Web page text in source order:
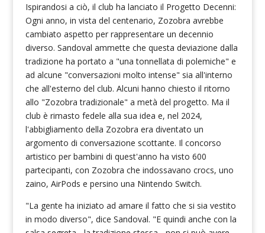
Ispirandosi a ciò, il club ha lanciato il Progetto Decenni:
Ogni anno, in vista del centenario, Zozobra avrebbe
cambiato aspetto per rappresentare un decennio
diverso. Sandoval ammette che questa deviazione dalla
tradizione ha portato a "una tonnellata di polemiche" e
ad alcune "conversazioni molto intense" sia all'interno
che all'esterno del club. Alcuni hanno chiesto il ritorno
allo "Zozobra tradizionale" a metà del progetto. Ma il
club è rimasto fedele alla sua idea e, nel 2024,
l'abbigliamento della Zozobra era diventato un
argomento di conversazione scottante. Il concorso
artistico per bambini di quest'anno ha visto 600
partecipanti, con Zozobra che indossavano crocs, uno
zaino, AirPods e persino una Nintendo Switch.
"La gente ha iniziato ad amare il fatto che si sia vestito
in modo diverso", dice Sandoval. "E quindi anche con la